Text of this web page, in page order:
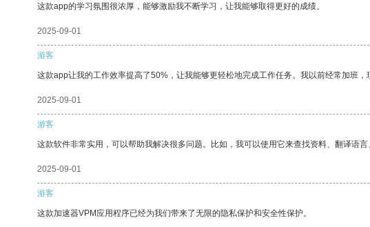
这款app的学习氛围很浓厚，能够激励我不断学习，让我能够取得更好的成绩。
2025-09-01
游客
这款app让我的工作效率提高了50%，让我能够更轻松地完成工作任务。我以前经常加班
2025-09-01
游客
这款软件非常实用，可以帮助我解决很多问题。比如，我可以使用它来查找资料、翻译语言
2025-09-01
游客
这款加速器VPM应用程序已经为我们带来了无限的隐私保护和安全性保护。